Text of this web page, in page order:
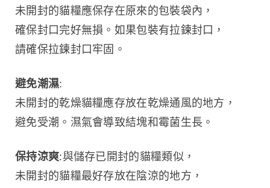
未開封的貓糧應保存在原來的包裝袋內，
確保封口完好無損。如果包裝有拉鍊封口，
請確保拉鍊封口牢固。
避免潮濕:
未開封的乾燥貓糧應存放在乾燥通風的地方，
避免受潮。濕氣會導致結塊和霉菌生長。
保持涼爽:與儲存已開封的貓糧類似，
未開封的貓糧最好存放在陰涼的地方，